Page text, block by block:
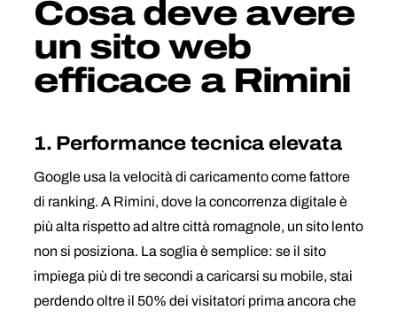
Cosa deve avere
un sito web
efficace a Rimini
1. Performance tecnica elevata
Google usa la velocità di caricamento come fattore
di ranking. A Rimini, dove la concorrenza digitale è
più alta rispetto ad altre città romagnole, un sito lento
non si posiziona. La soglia è semplice: se il sito
impiega più di tre secondi a caricarsi su mobile, stai
perdendo oltre il 50% dei visitatori prima ancora che